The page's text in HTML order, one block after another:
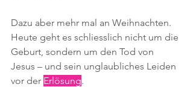
Dazu aber mehr mal an Weihnachten.
Heute geht es schliesslich nicht um die
Geburt, sondern um den Tod von
Jesus – und sein unglaubliches Leiden
vor der Erlösung.